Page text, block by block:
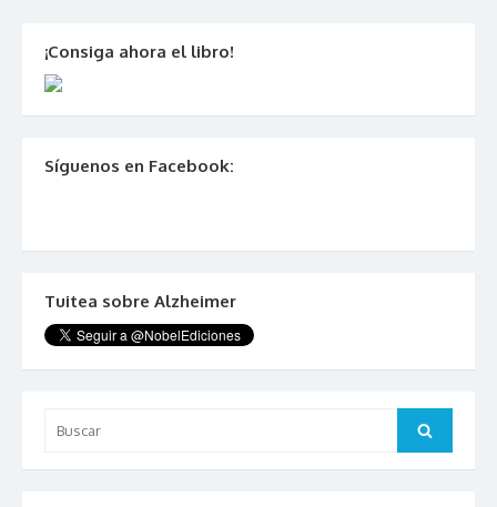
¡Consiga ahora el libro!
Síguenos en Facebook:
Tuitea sobre Alzheimer
Buscar